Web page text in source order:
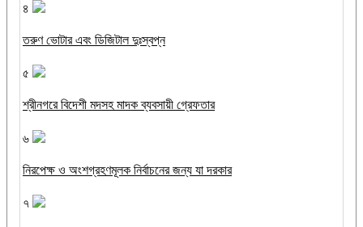
৪
তরুণ ভোটার এবং ডিজিটাল দুঃস্বপ্ন
৫
শ্রীনগরে বিদেশী মদসহ মাদক ব্যবসায়ী গ্রেফতার
৬
নিরপেক্ষ ও অংশগ্রহণমূলক নির্বাচনের জন্য যা দরকার
৭